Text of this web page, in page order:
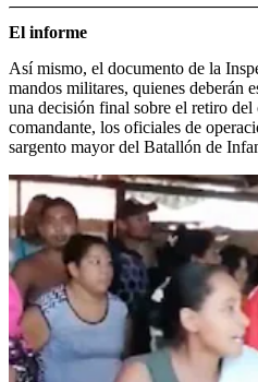
El informe
Así mismo, el documento de la
mandos militares, quienes deberán
una decisión final sobre el retiro del
comandante, los oficiales de
sargento mayor del Batallón de